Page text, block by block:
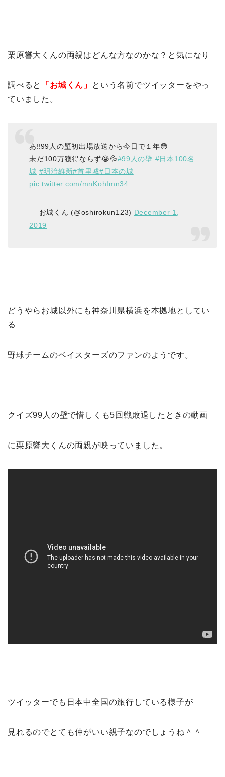
栗原響大くんの両親はどんな方なのかな？と気になり
調べると 「お城くん」
という名前でツイッターをやっ
ていました。
あ‼️99人の壁初出場放送から今日で１年😳
未だ100万獲得ならず😭💦#99人の壁 #日本100名
城 #明治維新#首里城#日本の城
pic.twitter.com/mnKohImn34
— お城くん (@oshirokun123) December 1,
2019
どうやらお城以外にも神奈川県横浜を本拠地としてい
る
野球チームのベイスターズのファンのようです。
クイズ99人の壁で惜しくも5回戦敗退したときの動画
に栗原響大くんの両親が映っていました。
ツイッターでも日本中全国の旅行している様子が
見れるのでとても仲がいい親子なのでしょうね＾＾